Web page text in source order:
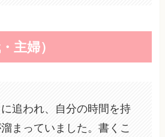
主婦）
に追われ、自分の時間を持
まっていました。書くこ